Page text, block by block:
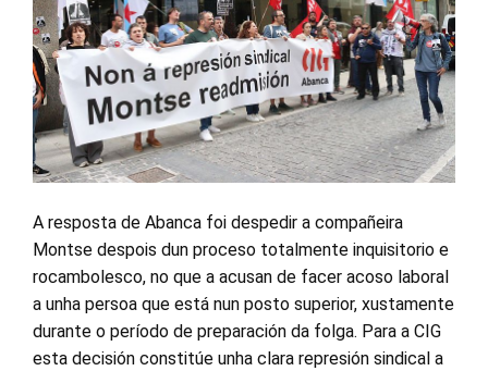
A resposta de Abanca foi despedir a compañeira
Montse despois dun proceso totalmente inquisitorio e
rocambolesco, no que a acusan de facer acoso laboral
a unha persoa que está nun posto superior, xustamente
durante o período de preparación da folga. Para a CIG
esta decisión constitúe unha clara represión sindical a